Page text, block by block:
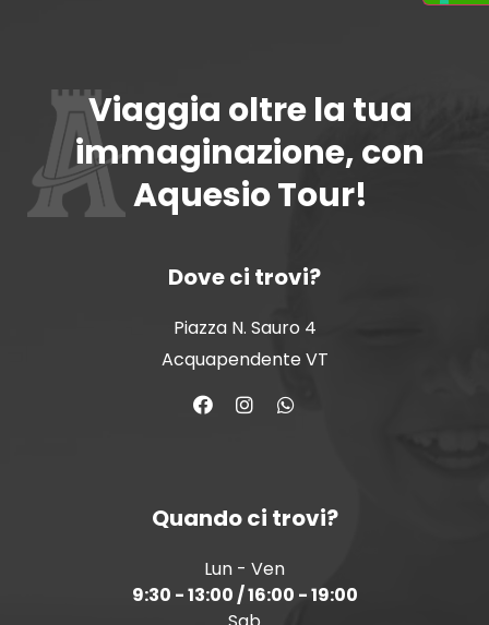
Viaggia oltre la tua
immaginazione, con
Aquesio Tour!
Dove ci trovi?
Piazza N. Sauro 4
Acquapendente VT
Quando ci trovi?
Lun - Ven
9:30 - 13:00 / 16:00 - 19:00